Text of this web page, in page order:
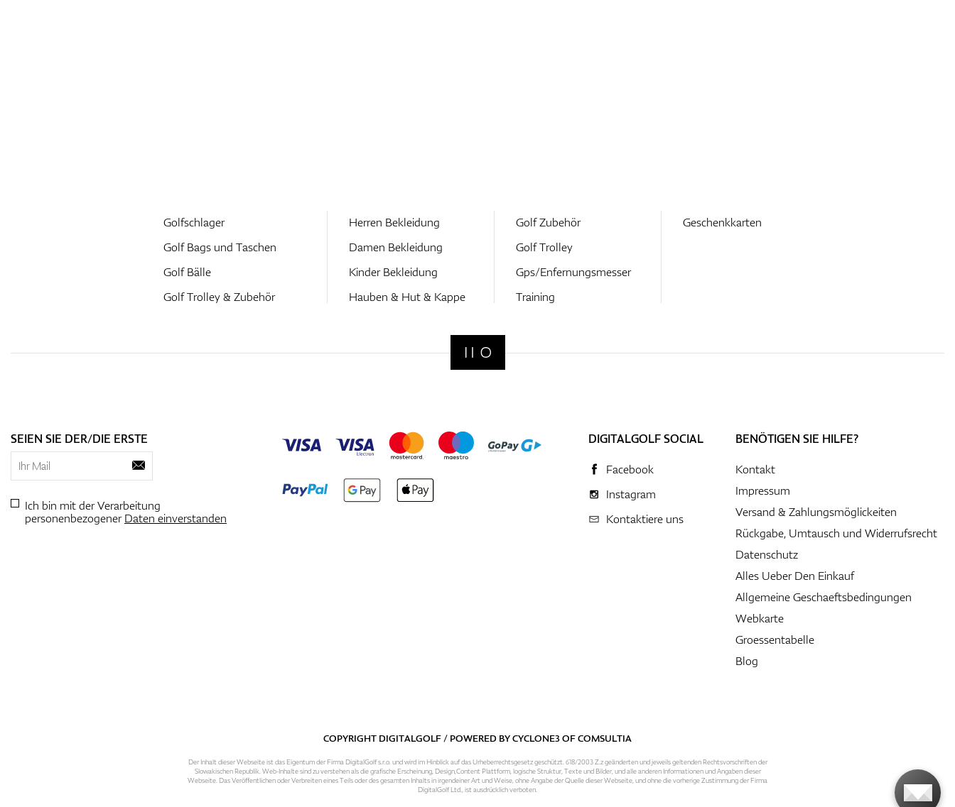
Golfschlager
Golf Bags und Taschen
Golf Bälle
Golf Trolley & Zubehör
Herren Bekleidung
Damen Bekleidung
Kinder Bekleidung
Hauben & Hut & Kappe
Golf Zubehör
Golf Trolley
Gps/Enfernungsmesser
Training
Geschenkkarten
SEIEN SIE DER/DIE ERSTE
Ich bin mit der Verarbeitung
personenbezogenerDaten einverstanden
DIGITALGOLF SOCIAL
Facebook
Instagram
Kontaktiere uns
BENÖTIGEN SIE HILFE?
Kontakt
Impressum
Versand & Zahlungsmöglickeiten
Rückgabe, Umtausch und Widerrufsrecht
Datenschutz
Alles Ueber Den Einkauf
Allgemeine Geschaeftsbedingungen
Webkarte
Groessentabelle
Blog
COPYRIGHT DIGITALGOLF / POWERED BYCYCLONE3OFCOMSULTIA
Der Inhalt dieser Webseite ist das Eigentum der Firma DigitalGolf s.r.o. und wird im Hinblick auf das Urheberrechtsgesetz geschützt. 618/2003 Z.z geänderten und jeweils geltenden Rechtsvorschriften der
Slowakischen Republik. Web-Inhalte sind zu verstehen als die grafische Erscheinung, Design,Content Plattform, logische Struktur, Texte und Bilder, und alle anderen Informationen und Angaben dieser
Webseite. Das Veröffentlichen oder Verbreiten eines Teils oder des gesamten Inhalts in irgendeiner Art und Weise, ohne Angabe der Quelle dieser Webseite, und ohne die vorherige Zustimmung der Firma
DigitalGolf Ltd., ist ausdrücklich verboten.